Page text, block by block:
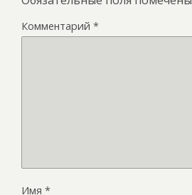
Комментарий *
Имя *